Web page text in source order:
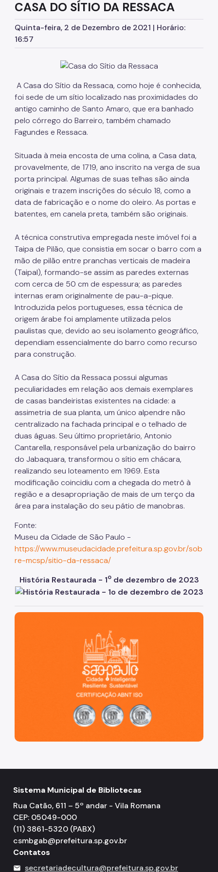
Temática Cultura Afro-Brasileira
CASA DO SÍTIO DA RESSACA
Quinta-feira, 2 de Dezembro de 2021 | Horário:
16:57
A Casa do Sítio da Ressaca, como hoje é conhecida,
foi sede de um sítio localizado nas proximidades do
antigo caminho de Santo Amaro, que era banhado
pelo córrego do Barreiro, também chamado
Fagundes e Ressaca.
Situada à meia encosta de uma colina, a Casa data,
provavelmente, de 1719, ano inscrito na verga de sua
porta principal. Algumas de suas telhas são ainda
originais e trazem inscrições do século 18, como a
data de fabricação e o nome do oleiro. As portas e
batentes, em canela preta, também são originais.
A técnica construtiva empregada neste imóvel foi a
Taipa de Pilão, que consistia em socar o barro com a
mão de pilão entre pranchas verticais de madeira
(Taipal), formando-se assim as paredes externas
com cerca de 50 cm de espessura; as paredes
internas eram originalmente de pau-a-pique.
Introduzida pelos portugueses, essa técnica de
origem árabe foi amplamente utilizada pelos
paulistas que, devido ao seu isolamento geográfico,
dependiam essencialmente do barro como recurso
para construção.
A Casa do Sítio da Ressaca possui algumas
peculiaridades em relação aos demais exemplares
de casas bandeiristas existentes na cidade: a
assimetria de sua planta, um único alpendre não
centralizado na fachada principal e o telhado de
duas águas. Seu último proprietário, Antonio
Cantarella, responsável pela urbanização do bairro
do Jabaquara, transformou o sítio em chácara,
realizando seu loteamento em 1969. Esta
modificação coincidiu com a chegada do metrô à
região e a desapropriação de mais de um terço da
área para instalação do seu pátio de manobras.
Fonte:
Museu da Cidade de São Paulo -
https://www.museudacidade.prefeitura.sp.gov.br/sob
re-mcsp/sitio-da-ressaca/
História Restaurada - 1ode dezembro de 2023
São Paulo, cidade inteligente, resiliente e sustentável
Sistema Municipal de Bibliotecas
Rua Catão, 611 – 5º andar - Vila Romana
CEP: 05049-000
(11) 3861-5320 (PABX)
csmbgab@prefeitura.sp.gov.br
Contatos
mail secretariadecultura@prefeitura.sp.gov.br